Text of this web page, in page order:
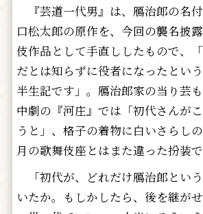
『芸道一代男』は、鴈治郎の名
口松太郎の原作を、今回の襲名披
伎作品として手直ししたもので、
だとは知らずに役者になったとい
半生記です」。鴈治郎家の当り芸
中劇の『河庄』では「初代さんが
うと」、格子の着物に白いさらし
月の歌舞伎座とはまた違った扮装で
「初代が、どれだけ鴈治郎とい
いたか。もしかしたら、後を継がせ